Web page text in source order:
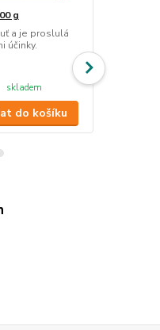
g
a je proslulá
účinky.
skladem
do košíku
cena od